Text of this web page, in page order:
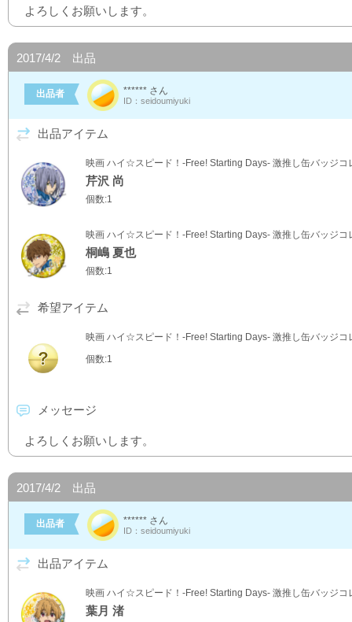
よろしくお願いします。
2017/4/2 出品
出品者 ****** さん
ID：seidoumiyuki
出品アイテム
映画 ハイ☆スピード！-Free! Starting Days- 激推し缶バッジコ
芹沢 尚
個数:1
映画 ハイ☆スピード！-Free! Starting Days- 激推し缶バッジコ
桐嶋 夏也
個数:1
希望アイテム
映画 ハイ☆スピード！-Free! Starting Days- 激推し缶バッジコ
個数:1
メッセージ
よろしくお願いします。
2017/4/2 出品
出品者 ****** さん
ID：seidoumiyuki
出品アイテム
映画 ハイ☆スピード！-Free! Starting Days- 激推し缶バッジコ
葉月 渚